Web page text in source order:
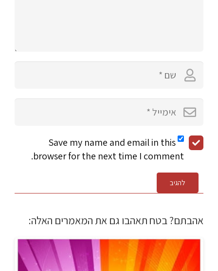
Save my name and email in this
browser for the next time I comment.
להגיב
אהבתם? בטח תאהבו גם את המאמרים האלה: